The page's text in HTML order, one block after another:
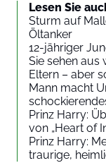
Lesen Sie
Sturm auf
Öltanker
12-jähriger
Sie sehen aus
Eltern – aber
Mann macht
Prinz Harry:
von „Heart of
Prinz Harry:
traurige,